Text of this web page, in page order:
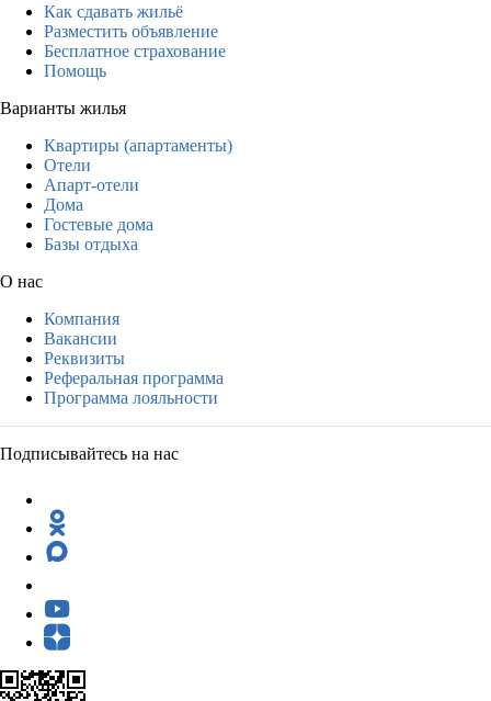
Как сдавать жильё
Разместить объявление
Бесплатное страхование
Помощь
Варианты жилья
Квартиры (апартаменты)
Отели
Апарт-отели
Дома
Гостевые дома
Базы отдыха
О нас
Компания
Вакансии
Реквизиты
Реферальная программа
Программа лояльности
Подписывайтесь на нас